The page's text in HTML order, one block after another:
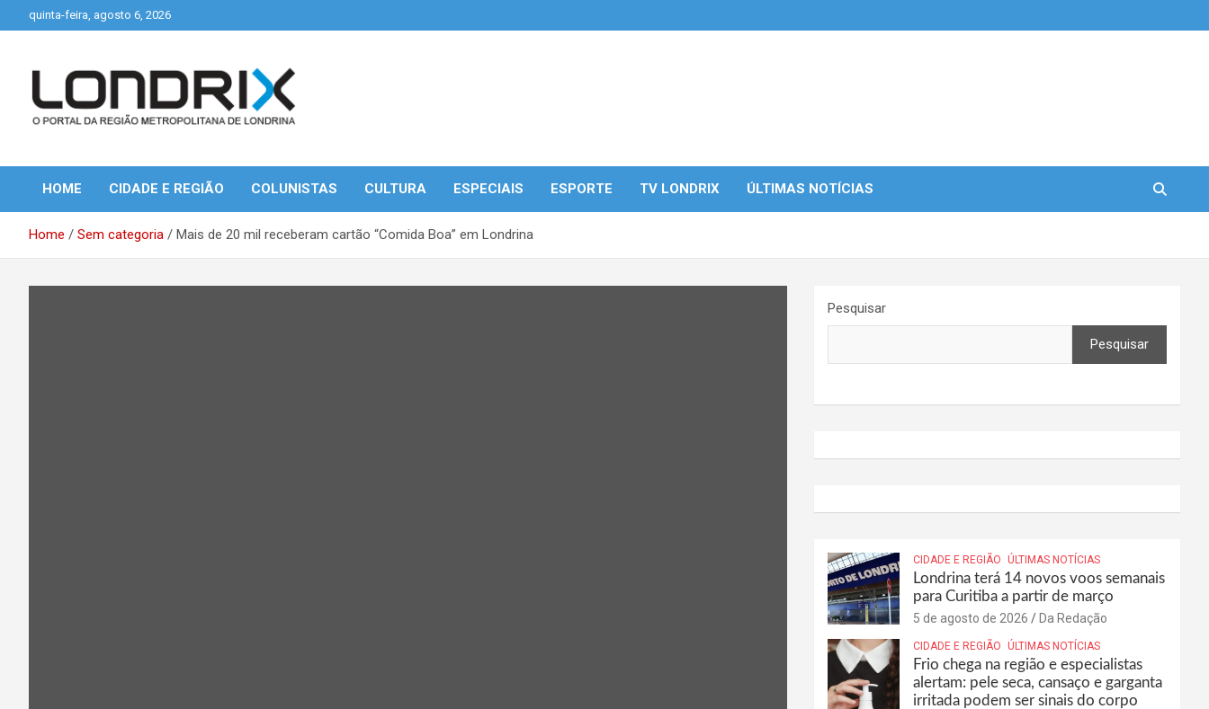
to
quinta-feira, agosto 6, 2026
Londrix
HOME CIDADE E REGIÃO COLUNISTAS CULTURA ESPECIAIS ESPORTE TV LONDRIX ÚLTIMAS NOTÍCIAS
Home Sem categoria Mais de 20 mil receberam cartão “Comida Boa” em Londrina
Pesquisar
Pesquisar
CIDADE E REGIÃO ÚLTIMAS NOTÍCIAS
Londrina terá 14 novos voos semanais
para Curitiba a partir de março
5 de agosto de 2026 Da Redação
CIDADE E REGIÃO ÚLTIMAS NOTÍCIAS
Frio chega na região e especialistas
alertam: pele seca, cansaço e garganta
irritada podem ser sinais do corpo